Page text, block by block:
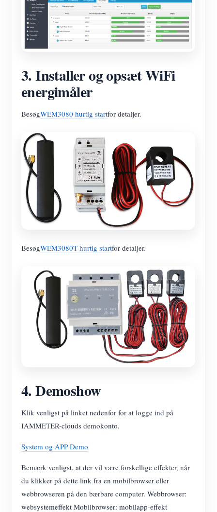
3. Installer og opsæt WiFi
energimåler
BesøgWEM3080 hurtig startfor detaljer.
BesøgWEM3080T hurtig startfor detaljer.
4. Demoshow
Klik venligst på linket nedenfor for at logge ind på
IAMMETER-clouds demokonto.
System og APP Demo
Bemærk venligst, at der vil være forskellige effekter, når
du klikker på dette link fra en mobilbrowser eller
webbrowseren på den bærbare computer. Webbrowser:
websystemeffekt Mobilbrowser: mobilapp-effekt